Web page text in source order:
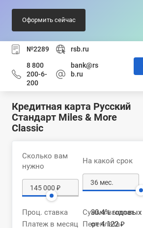
Оформить сейчас
№2289 rsb.ru
8 800
200-6-
200
bank@rs
b.ru
Кредитная карта Русский
Стандарт Miles & More
Classic
Сколько вам
нужно
На какой срок
Проц. ставка
30.4% годовых
Платеж в месяц
от 4 122 ₽
Сумма выплат
Переплата